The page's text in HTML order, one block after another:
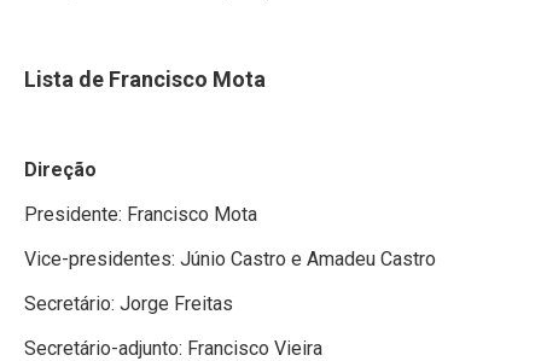
Lista de Francisco Mota
Direção
Presidente: Francisco Mota
Vice-presidentes: Júnio Castro e Amadeu Castro
Secretário: Jorge Freitas
Secretário-adjunto: Francisco Vieira